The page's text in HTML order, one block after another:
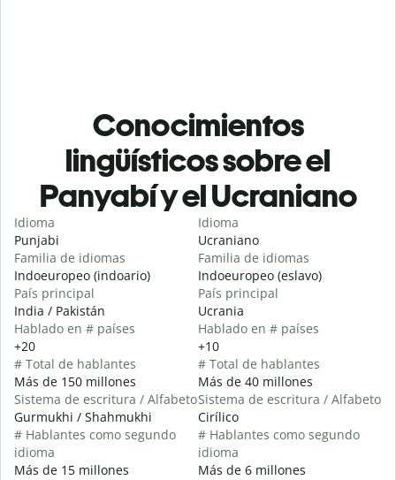
Conocimientos
lingüísticos sobre el
Panyabí y el Ucraniano
Idioma
Punjabi
Familia de idiomas
Indoeuropeo (indoario)
País principal
India / Pakistán
Hablado en # países
+20
# Total de hablantes
Más de 150 millones
Sistema de escritura / Alfabeto
Gurmukhi / Shahmukhi
# Hablantes como segundo
idioma
Más de 15 millones
Idioma
Ucraniano
Familia de idiomas
Indoeuropeo (eslavo)
País principal
Ucrania
Hablado en # países
+10
# Total de hablantes
Más de 40 millones
Sistema de escritura / Alfabeto
Cirílico
# Hablantes como segundo
idioma
Más de 6 millones